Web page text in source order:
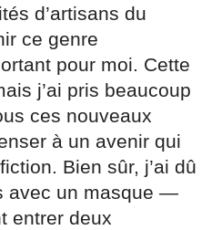
d’artisans du
ce genre
pour moi. Cette
j’ai pris beaucoup
ces nouveaux
à un avenir qui
Bien sûr, j’ai dû
avec un masque —
entrer deux